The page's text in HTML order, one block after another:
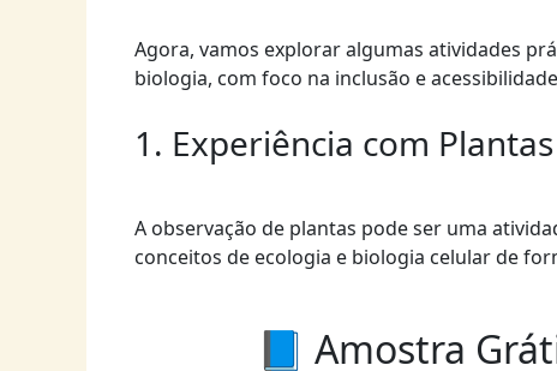
Agora, vamos explorar algumas atividades
biologia, com foco na inclusão e
1. Experiência com Plantas
A observação de plantas pode ser uma
conceitos de ecologia e biologia celular de
📘 Amostra